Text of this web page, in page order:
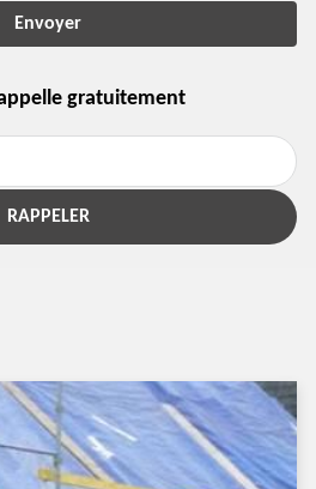
gratuitement